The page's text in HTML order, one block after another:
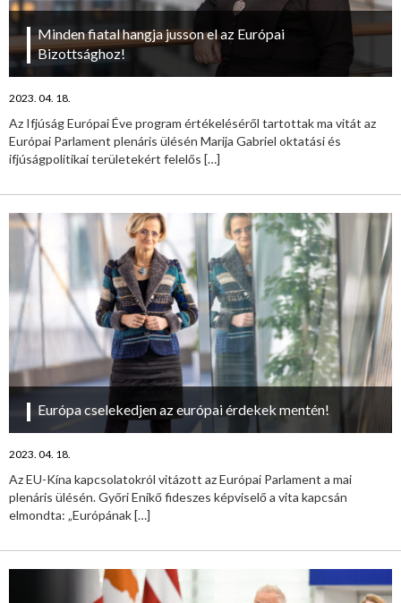
Minden fiatal hangja jusson el az Európai
Bizottsághoz!
2023. 04. 18.
Az Ifjúság Európai Éve program értékeléséről tartottak ma vitát az
Európai Parlament plenáris ülésén Marija Gabriel oktatási és
ifjúságpolitikai területekért felelős […]
Európa cselekedjen az európai érdekek mentén!
2023. 04. 18.
Az EU-Kína kapcsolatokról vitázott az Európai Parlament a mai
plenáris ülésén. Győri Enikő fideszes képviselő a vita kapcsán
elmondta: „Európának[…]